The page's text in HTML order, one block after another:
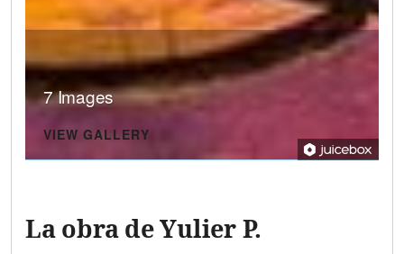
7 Images
VIEW GALLERY
La obra de Yulier P.